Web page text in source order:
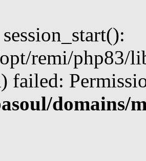
remi/php83/
failed:
domains/